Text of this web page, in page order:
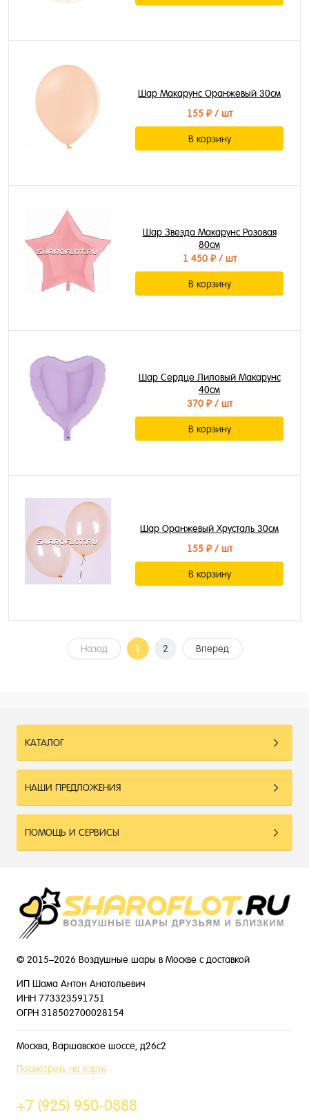
Шар Макарунс Оранжевый 30см
155 ₽/ шт
В корзину
Шар Звезда Макарунс Розовая
80см
1 450 ₽/ шт
В корзину
Шар Сердце Лиловый Макарунс
40см
370 ₽/ шт
В корзину
Шар Оранжевый Хрусталь 30см
155 ₽/ шт
В корзину
Назад 1 2 Вперед
КАТАЛОГ
НАШИ ПРЕДЛОЖЕНИЯ
ПОМОЩЬ И СЕРВИСЫ
© 2015–2026 Воздушные шары в Москве с доставкой
ИП Шама Антон Анатольевич
ИНН 773323591751
ОГРН 318502700028154
Москва, Варшавское шоссе, д26с2
Посмотреть на карте
+7 (925) 950-0888